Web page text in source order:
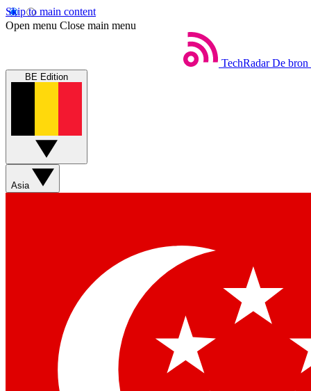
Skip to main content
Open menu Close main menu
TechRadar De bron
BE Edition
Asia